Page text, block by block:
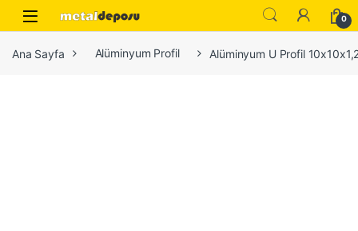
Skip to navigation
Skip to content
0
Ana Sayfa Alüminyum Profil Alüminyum U Profil